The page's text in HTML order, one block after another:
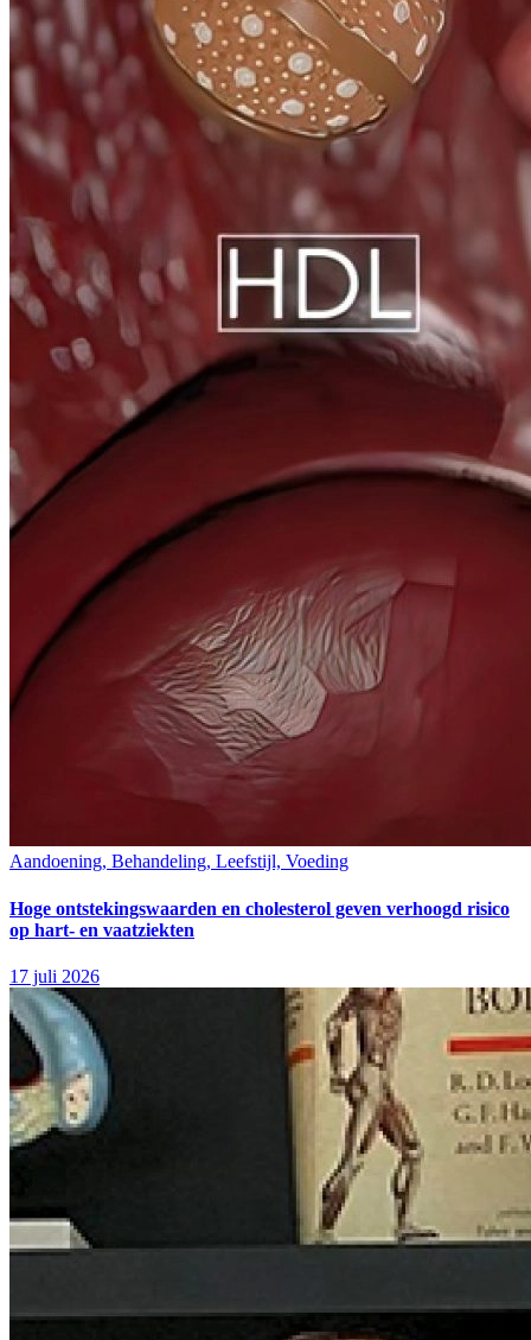
Aandoening, Behandeling, Leefstijl, Voeding
Hoge ontstekingswaarden en cholesterol geven verhoogd risico
op hart- en vaatziekten
17 juli 2026